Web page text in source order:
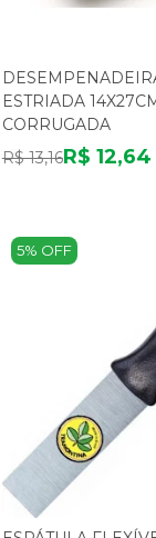
ESTRIADA
CORRUGADA
R$ 13,16R$ 12,64
5% OFF